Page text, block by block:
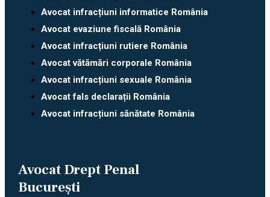
Avocat infracțiuni informatice România
Avocat evaziune fiscală România
Avocat infracțiuni rutiere România
Avocat vătămări corporale România
Avocat infracțiuni sexuale România
Avocat fals declarații România
Avocat infracțiuni sănătate România
Avocat Drept Penal
București